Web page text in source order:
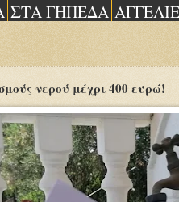
ΣΤΑ ΓΗΠΕΔΑ
νερού μέχρι 400 ευρώ!